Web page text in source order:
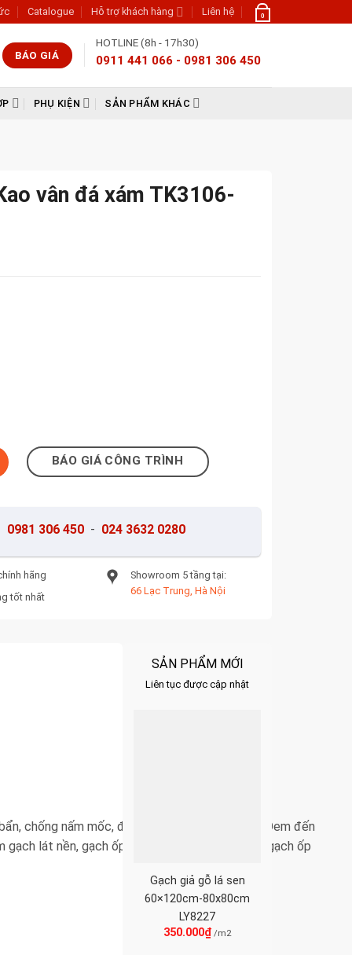
Catalogue Hỗ trợ khách hàng Liên hệ 0
BÁO GIÁ
HOTLINE (8h - 17h30)
0911 441 066 - 0981 306 450
PHỤ KIỆN SẢN PHẨM KHÁC
vân đá xám TK3106-
3107 số lượng
BÁO GIÁ CÔNG TRÌNH
0981 306 450 - 024 3632 0280
hãng
tốt nhất
Showroom 5 tầng tại:
66 Lạc Trung, Hà Nội
chống nấm mốc, độ hút nước nhỏ hơn 0,5%. Đem đến
gạch lát nền, gạch ốp tường, gạch ốp mặt tiền, gạch ốp
SẢN PHẨM MỚI
Liên tục được cập nhật
Gạch giả gỗ lá sen
60×120cm-80x80cm
LY8227
350.000₫/m2